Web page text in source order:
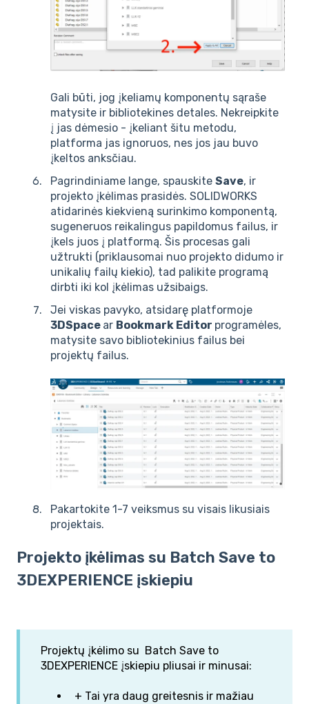
Gali būti, jog įkeliamų komponentų sąraše
matysite ir bibliotekines detales. Nekreipkite
į jas dėmesio - įkeliant šitu metodu,
platforma jas ignoruos, nes jos jau buvo
įkeltos anksčiau.
Pagrindiniame lange, spauskite Save, ir
projekto įkėlimas prasidės. SOLIDWORKS
atidarinės kiekvieną surinkimo komponentą,
sugeneruos reikalingus papildomus failus, ir
įkels juos į platformą. Šis procesas gali
užtrukti (priklausomai nuo projekto didumo ir
unikalių failų kiekio), tad palikite programą
dirbti iki kol įkėlimas užsibaigs.
Jei viskas pavyko, atsidarę platformoje
3DSpace ar Bookmark Editor programėles,
matysite savo bibliotekinius failus bei
projektų failus.
Pakartokite 1-7 veiksmus su visais likusiais
projektais.
Projekto įkėlimas su Batch Save to
3DEXPERIENCE įskiepiu
Projektų įkėlimo su Batch Save to
3DEXPERIENCE įskiepiu pliusai ir minusai:
+ Tai yra daug greitesnis ir mažiau